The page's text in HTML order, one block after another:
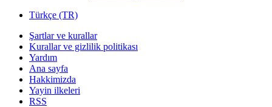
Türkçe (TR)
Şartlar ve kurallar
Kurallar ve gizlilik politikası
Yardım
Ana sayfa
Hakkimizda
Yayin ilkeleri
RSS